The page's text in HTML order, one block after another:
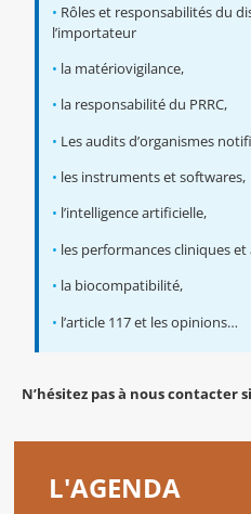
• Rôles et responsabilités du
l’importateur
• la matériovigilance,
• la responsabilité du PRRC,
• Les audits d’organismes
• les instruments et softwares,
• l’intelligence artificielle,
• les performances cliniques
• la biocompatibilité,
• l’article 117 et les opinions…
N’hésitez pas à nous contacter
L'AGENDA